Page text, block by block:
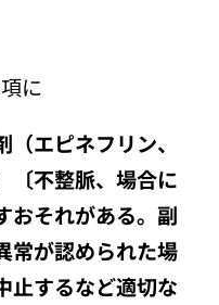
に
エピネフリン、
〔不整脈、場合に
おそれがある。副
常が認められた場
止するなど適切な